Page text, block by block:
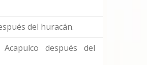
del huracán.
Acapulco después del